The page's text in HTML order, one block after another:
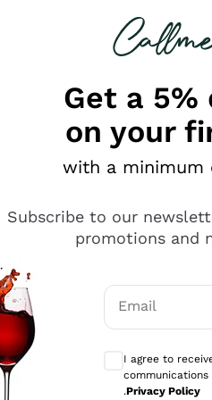
looking for
diversi e con un
Get a
on your
with a minimum
Subscribe to our
promotions and
Email
I agree to
.Privacy Policy